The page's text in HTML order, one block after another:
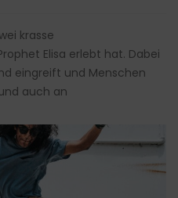
krasse
Elisa erlebt hat. Dabei
eingreift und Menschen
auch an